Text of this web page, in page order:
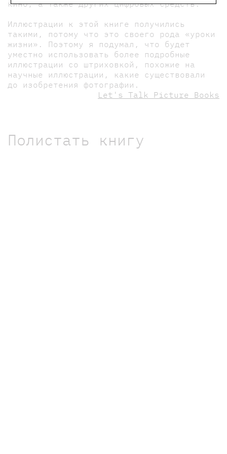
кино, а также других цифровых средств.
Иллюстрации к этой книге получились
такими, потому что это своего рода «уроки
жизни». Поэтому я подумал, что будет
уместно использовать более подробные
иллюстрации со штриховкой, похожие на
научные иллюстрации, какие существовали
до изобретения фотографии.
Let's Talk Picture Books
Полистать книгу